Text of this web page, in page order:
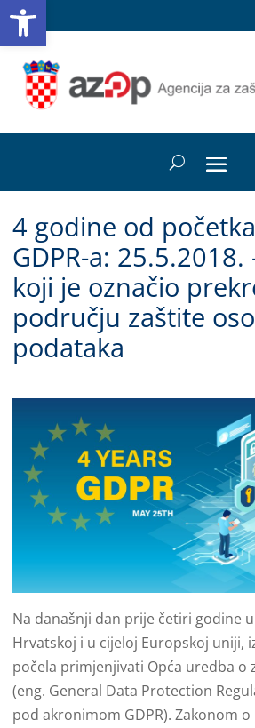
4 godine od
GDPR-a:
koji je označio
području zaštite
podataka
Na današnji dan prije četiri godine
Hrvatskoj i u cijeloj Europskoj uniji,
počela primjenjivati Opća uredba o
(eng. General Data Protection
pod akronimom GDPR). Zakonom